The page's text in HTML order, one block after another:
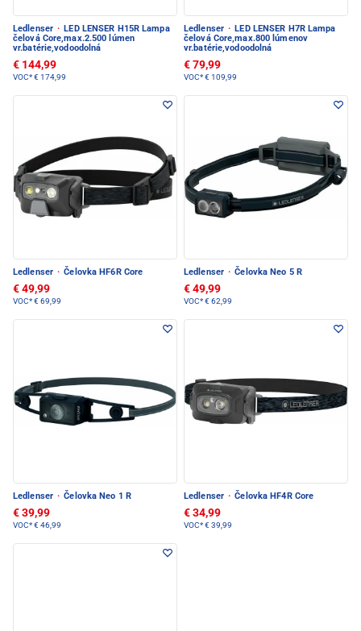
Ledlenser · LED LENSER H15R Lampa
čelová Core,max.2.500 lúmen
vr.batérie,vodoodolná
€ 144,99
VOC*€ 174,99
Ledlenser · LED LENSER H7R Lampa
čelová Core,max.800 lúmenov
vr.batérie,vodoodolná
€ 79,99
VOC*€ 109,99
Ledlenser · Čelovka HF6R Core
€ 49,99
VOC*€ 69,99
Ledlenser · Čelovka Neo 5 R
€ 49,99
VOC*€ 62,99
Ledlenser · Čelovka Neo 1 R
€ 39,99
VOC*€ 46,99
Ledlenser · Čelovka HF4R Core
€ 34,99
VOC*€ 39,99